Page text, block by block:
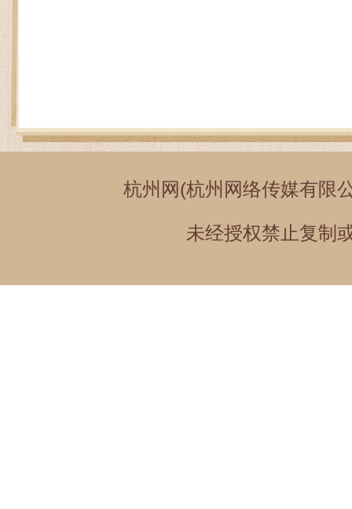
杭州网(杭州网络传媒有限
未经授权禁止复制